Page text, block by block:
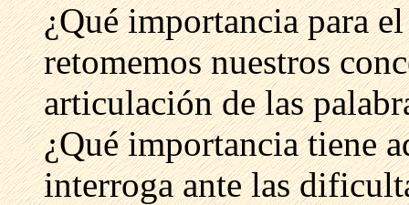
¿Qué importancia para
retomemos nuestros
articulación de las
¿Qué importancia tiene
interroga ante las